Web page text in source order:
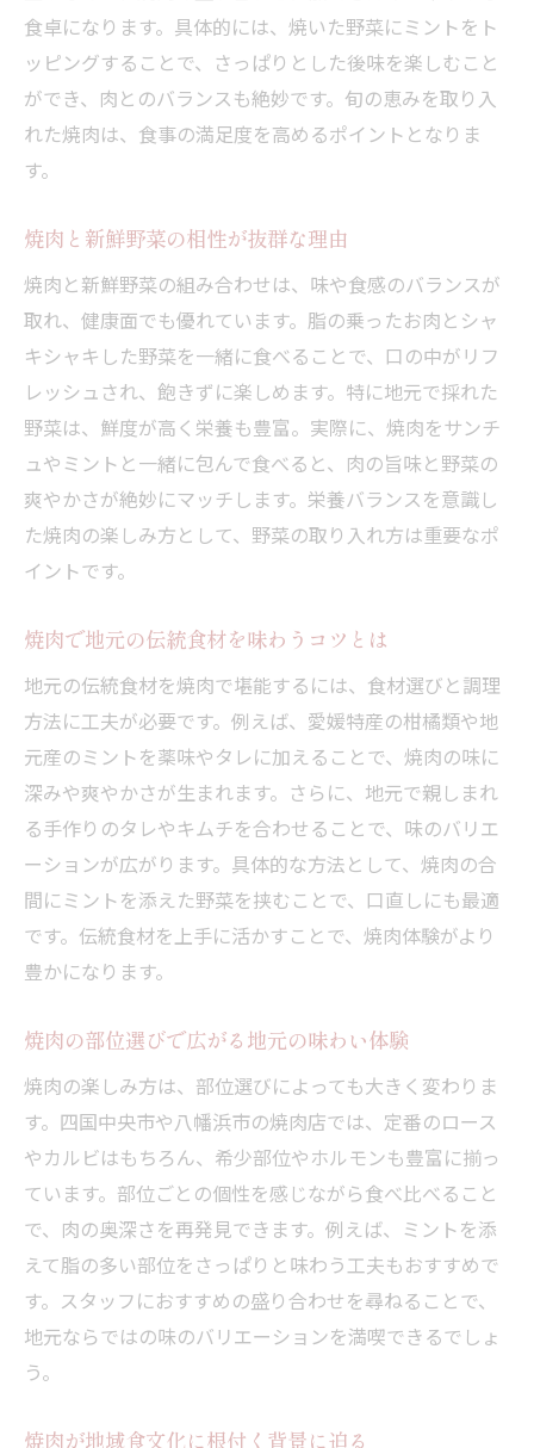
焼肉食べ放題で味わう地元特産の魅力
焼肉食べ放題がもたらす満足感の理由
焼肉食べ放題を楽しむためのポイント解説
焼肉食べ放題で新しい発見と体験を
焼肉ランチで満喫する地域限定メニュー
焼肉ランチの時間帯別おすすめの楽しみ方
焼肉ランチで知る地元ならではの味の奥深
さ
焼肉ランチで四国中央市グルメを堪能
家族や友人と過ごす焼肉のひととき
焼肉で家族や友人と楽しむ空間作りの秘訣
焼肉を囲むことで深まる家族や仲間の絆
ト
焼肉の個室利用でプライベートな時間を満
喫
焼肉の席選びが思い出作りに役立つ理由
地域食材が光る焼肉の美味しさを探る
焼肉で味わう地域食材の魅力と特徴を紹介
焼肉に使われる旬の地元特産品の選び方
焼肉の味を引き立てる地元野菜の取り入れ
焼肉文化と地元産食材の深い関係に注目
焼肉の美味しさを最大限に引き出す食材選
び
焼肉の素材で変わる味わいの違いを体感
歴史と共に歩む焼肉の楽しみ方を紹介
焼肉の歴史と地域文化のつながりを学ぶ
焼肉はいつ頃生まれたのか徹底解説
焼肉の発祥にまつわる地域の物語とは
食卓になります。具体的には、焼いた野菜にミントをト
ッピングすることで、さっぱりとした後味を楽しむこと
ができ、肉とのバランスも絶妙です。旬の恵みを取り入
れた焼肉は、食事の満足度を高めるポイントとなりま
す。
焼肉と新鮮野菜の相性が抜群な理由
焼肉と新鮮野菜の組み合わせは、味や食感のバランスが
取れ、健康面でも優れています。脂の乗ったお肉とシャ
キシャキした野菜を一緒に食べることで、口の中がリフ
レッシュされ、飽きずに楽しめます。特に地元で採れた
野菜は、鮮度が高く栄養も豊富。実際に、焼肉をサンチ
ュやミントと一緒に包んで食べると、肉の旨味と野菜の
爽やかさが絶妙にマッチします。栄養バランスを意識し
た焼肉の楽しみ方として、野菜の取り入れ方は重要なポ
イントです。
焼肉で地元の伝統食材を味わうコツとは
地元の伝統食材を焼肉で堪能するには、食材選びと調理
方法に工夫が必要です。例えば、愛媛特産の柑橘類や地
元産のミントを薬味やタレに加えることで、焼肉の味に
深みや爽やかさが生まれます。さらに、地元で親しまれ
る手作りのタレやキムチを合わせることで、味のバリエ
ーションが広がります。具体的な方法として、焼肉の合
間にミントを添えた野菜を挟むことで、口直しにも最適
です。伝統食材を上手に活かすことで、焼肉体験がより
豊かになります。
焼肉の部位選びで広がる地元の味わい体験
焼肉の楽しみ方は、部位選びによっても大きく変わりま
す。四国中央市や八幡浜市の焼肉店では、定番のロース
やカルビはもちろん、希少部位やホルモンも豊富に揃っ
ています。部位ごとの個性を感じながら食べ比べること
で、肉の奥深さを再発見できます。例えば、ミントを添
えて脂の多い部位をさっぱりと味わう工夫もおすすめで
す。スタッフにおすすめの盛り合わせを尋ねることで、
地元ならではの味のバリエーションを満喫できるでしょ
う。
焼肉が地域食文化に根付く背景に迫る